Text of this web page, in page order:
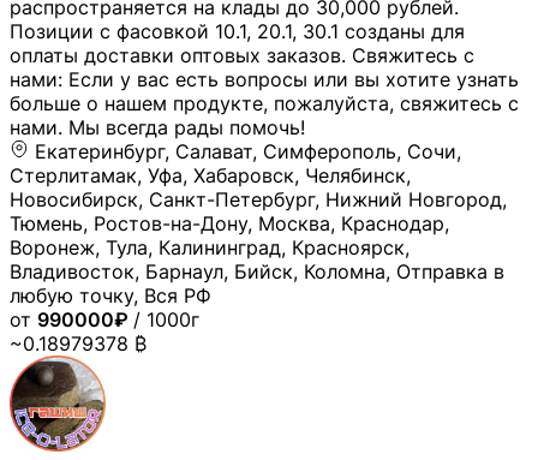
распространяется на клады до 30,000 рублей.
Позиции с фасовкой 10.1, 20.1, 30.1 созданы для
оплаты доставки оптовых заказов. Свяжитесь с
нами: Если у вас есть вопросы или вы хотите узнать
больше о нашем продукте, пожалуйста, свяжитесь с
нами. Мы всегда рады помочь!
Екатеринбург, Салават, Симферополь, Сочи,
Стерлитамак, Уфа, Хабаровск, Челябинск,
Новосибирск, Санкт-Петербург, Нижний Новгород,
Тюмень, Ростов-на-Дону, Москва, Краснодар,
Воронеж, Тула, Калининград, Красноярск,
Владивосток, Барнаул, Бийск, Коломна, Отправка в
любую точку, Вся РФ
от 990000₽ / 1000г
~0.18979378 ₿